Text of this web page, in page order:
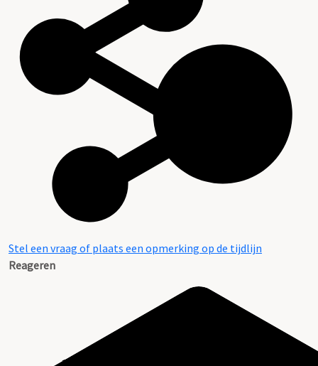
Stel een vraag of plaats een opmerking op de tijdlijn
Reageren